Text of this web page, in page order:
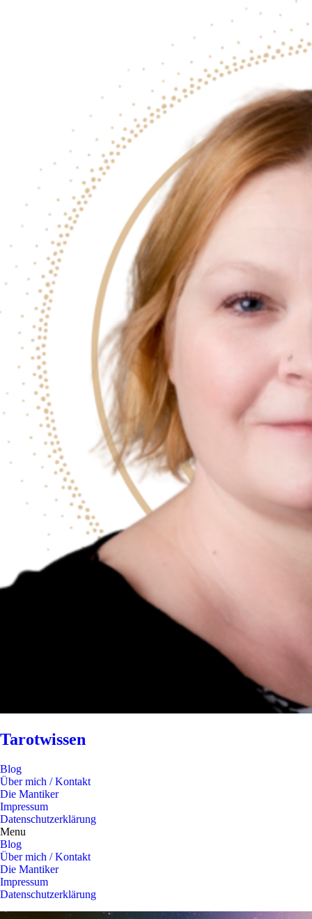
Tarotwissen
Blog
Über mich / Kontakt
Die Mantiker
Impressum
Datenschutzerklärung
Menu
Blog
Über mich / Kontakt
Die Mantiker
Impressum
Datenschutzerklärung